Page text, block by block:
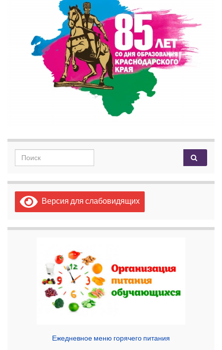
Search for:
Версия для слабовидящих
Ежедневное меню горячего питания